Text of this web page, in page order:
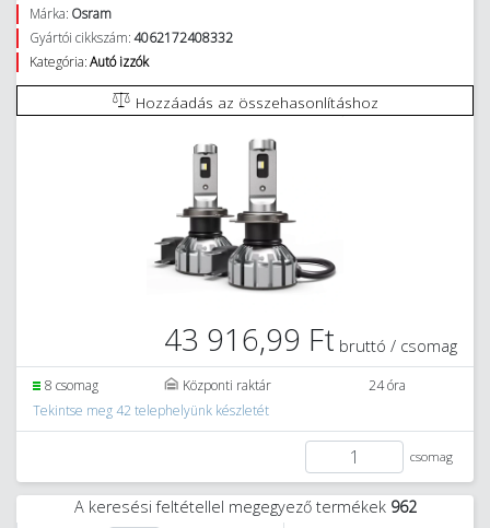
Márka: Osram
Gyártói cikkszám:4062172408332
Kategória:Autó izzók
Hozzáadás az összehasonlításhoz
43 916,99 Ft bruttó / csomag
8 csomag Központi raktár
24 óra
Tekintse meg 42 telephelyünk készletét
csomag
A keresési feltétellel megegyező termékek 962